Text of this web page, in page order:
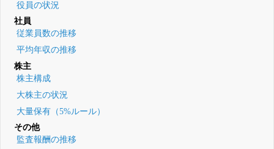
役員の状況
社員
従業員数の推移
平均年収の推移
株主
株主構成
大株主の状況
大量保有（5%ルール）
その他
監査報酬の推移